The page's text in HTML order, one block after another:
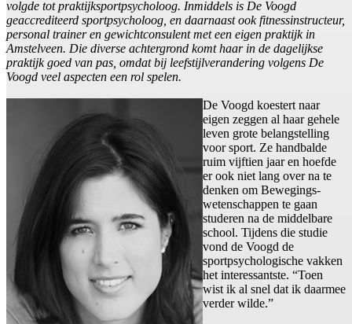
volgde tot praktijksportpsycholoog. Inmiddels is De Voogd
geaccrediteerd sportpsycholoog, en daarnaast ook fitnessinstructeur,
personal trainer en gewichtconsulent met een eigen praktijk in
Amstelveen. Die diverse achtergrond komt haar in de dagelijkse
praktijk goed van pas, omdat bij leefstijlverandering volgens De
Voogd veel aspecten een rol spelen.
De Voogd koestert naar
eigen zeggen al haar gehele
leven grote belangstelling
voor sport. Ze handbalde
ruim vijftien jaar en hoefde
er ook niet lang over na te
denken om Bewegings-
wetenschappen te gaan
studeren na de middelbare
school. Tijdens die studie
vond de Voogd de
sportpsychologische vakken
het interessantste. “Toen
wist ik al snel dat ik daarmee
verder wilde.”